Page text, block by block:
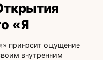
«Я
приносит ощущение
внутренним